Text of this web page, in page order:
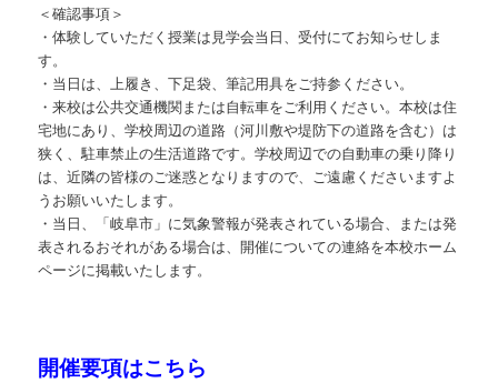
＜確認事項＞
・体験していただく授業は見学会当日、受付にてお知らせしま
す。
・当日は、上履き、下足袋、筆記用具をご持参ください。
・来校は公共交通機関または自転車をご利用ください。本校は住
宅地にあり、学校周辺の道路（河川敷や堤防下の道路を含む）は
狭く、駐車禁止の生活道路です。学校周辺での自動車の乗り降り
は、近隣の皆様のご迷惑となりますので、ご遠慮くださいますよ
うお願いいたします。
・当日、「岐阜市」に気象警報が発表されている場合、または発
表されるおそれがある場合は、開催についての連絡を本校ホーム
ページに掲載いたします。
開催要項はこちら